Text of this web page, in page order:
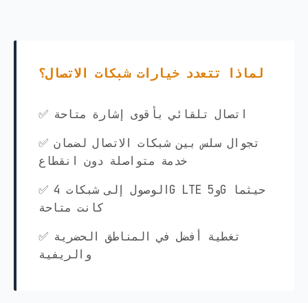
لماذا تتعدد خيارات شبكات الاتصال؟
✅ اتصال تلقائي بأقوى إشارة متاحة
✅ تجوال سلس بين شبكات الاتصال لضمان
خدمة متواصلة دون انقطاع
✅ الوصول إلى شبكات 4G LTE و5G حيثما
كانت متاحة
✅ تغطية أفضل في المناطق الحضرية
والريفية